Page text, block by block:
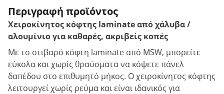
Περιγραφή προϊόντος
Χειροκίνητος κόφτης laminate από χάλυβα /
αλουμίνιο για καθαρές, ακριβείς κοπές
Με το στιβαρό κόφτη laminate από MSW, μπορείτε
εύκολα και χωρίς θραύσματα να κόψετε πάνελ
δαπέδου στο επιθυμητό μήκος. Ο χειροκίνητος κόφτης
λειτουργεί χωρίς ρεύμα και είναι ιδανικός για